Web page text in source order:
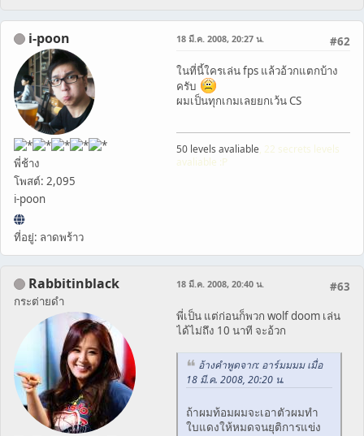
i-poon
พี่ช้าง
โพสต์: 2,095
i-poon
ที่อยู่: ลาดพร้าว
#62
18 มี.ค. 2008, 20:27 น.
ในที่นี้ใครเล่น fps แล้วอ้วกแตกบ้าง
ครับ
ผมเป็นทุกเกมเลยยกเว้น CS
50 levels avaliable, 22 secrets levels
avaliable :P
Rabbitinblack
กระต่ายดำ
#63
18 มี.ค. 2008, 20:40 น.
พี่เป็น แต่ก่อนก็พวก wolf doom เล่น
ได้ไม่ถึง 10 นาที จะอ้วก
อ้างคำพูดจาก: อาร์มมมม เมื่อ
18 มี.ค. 2008, 20:20 น.
ถ้าผมท้อมผมจะเอาตัวผมทำ
ใบแดงให้หมดจนยุติการแข่ง